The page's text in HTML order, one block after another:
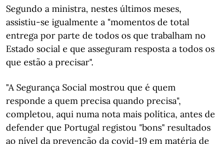
Segundo a ministra, nestes últimos meses,
assistiu-se igualmente a "momentos de total
entrega por parte de todos os que trabalham no
Estado social e que asseguram resposta a todos os
que estão a precisar".
"A Segurança Social mostrou que é quem
responde a quem precisa quando precisa",
completou, aqui numa nota mais política, antes de
defender que Portugal registou "bons" resultados
ao nível da prevenção da covid-19 em matéria de